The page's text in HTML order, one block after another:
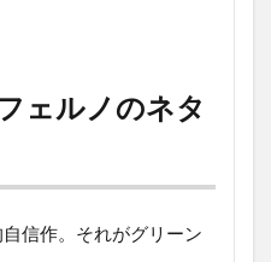
ェルノのネタ
信作。それがグリーン